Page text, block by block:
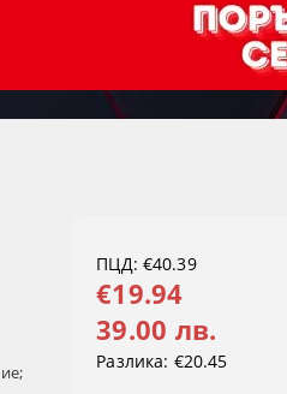
ПЦД: €40.39
€19.94
39.00 лв.
Разлика: €20.45